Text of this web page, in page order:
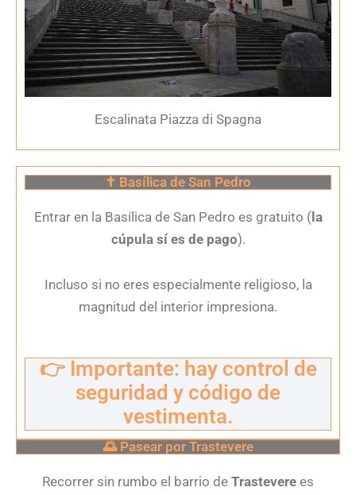
Escalinata Piazza di Spagna
✝️ Basílica de San Pedro
Entrar en la Basílica de San Pedro es gratuito (la
cúpula sí es de pago).
Incluso si no eres especialmente religioso, la
magnitud del interior impresiona.
👉 Importante: hay control de
seguridad y código de
vestimenta.
🌅 Pasear por Trastevere
Recorrer sin rumbo el barrio de Trastevere es